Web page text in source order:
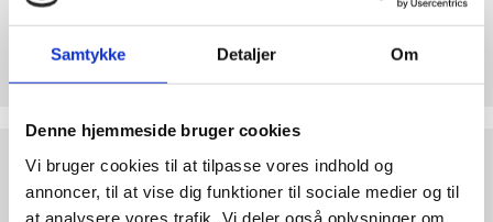
Samtykke Detaljer Om
Denne hjemmeside bruger cookies
Vi bruger cookies til at tilpasse vores indhold og
annoncer, til at vise dig funktioner til sociale medier og til
at analysere vores trafik. Vi deler også oplysninger om
2.7:
Pro
Life
internationalt
2.8:
Nyhedsbrev
3.0:
Nyheder
4.0:
Webshop
Støt Retten til Liv
Hjertelig tak for ethvert bidrag til Retten til Liv
dine
argumenter